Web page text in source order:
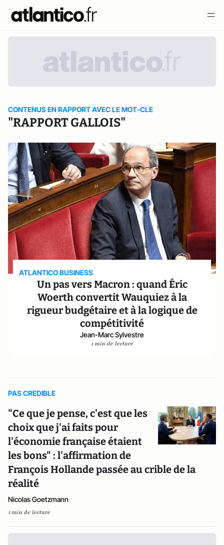
CONTENUS EN RAPPORT AVEC LE MOT-CLE
"RAPPORT GALLOIS"
ATLANTICO BUSINESS
Un pas vers Macron : quand Éric
Woerth convertit Wauquiez à la
rigueur budgétaire et à la logique de
compétitivité
Jean-Marc Sylvestre
1 min de lecture
PAS CREDIBLE
"Ce que je pense, c'est que les
choix que j'ai faits pour
l'économie française étaient
les bons" : l'affirmation de
François Hollande passée au crible de la
réalité
Nicolas Goetzmann
1 min de lecture